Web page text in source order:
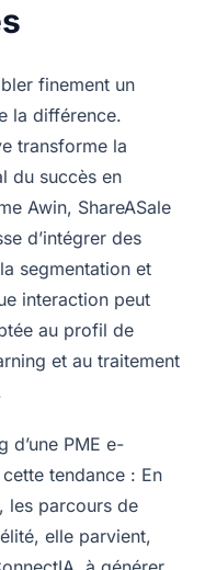
finement un
la différence.
transforme la
du succès en
Awin, ShareASale
d’intégrer des
segmentation et
interaction peut
au profil de
et au traitement
d’une PME e-
tendance : En
les parcours de
elle parvient,